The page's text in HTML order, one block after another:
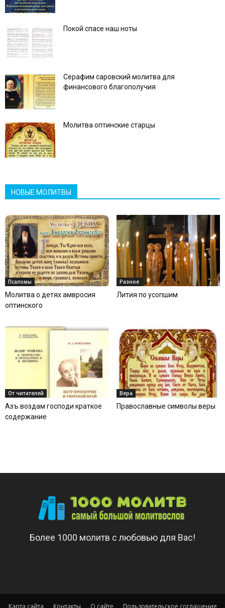
Покой спасе наш ноты
Серафим саровский молитва для
финансового благополучия
Молитва оптинские старцы
НОВЫЕ МОЛИТВЫ
Псаломы
Молитва о детях амвросия
оптинского
Разное
Лития по усопшим
От читателей
Азъ воздам господи краткое
содержание
Вера
Православные символы веры
Более 1000 молитв с любовью для Вас!
Карта сайта Контакты О сайте Пользовательское соглашение